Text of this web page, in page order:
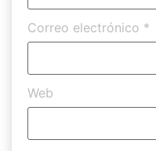
Correo electrónico *
Web